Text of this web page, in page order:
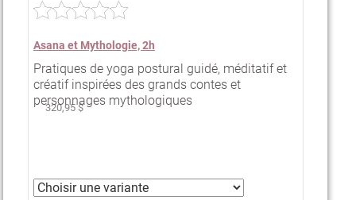
Asana et Mythologie, 2h
Pratiques de yoga postural guidé, méditatif et
créatif inspirées des grands contes et
personnages mythologiques
320,95 $